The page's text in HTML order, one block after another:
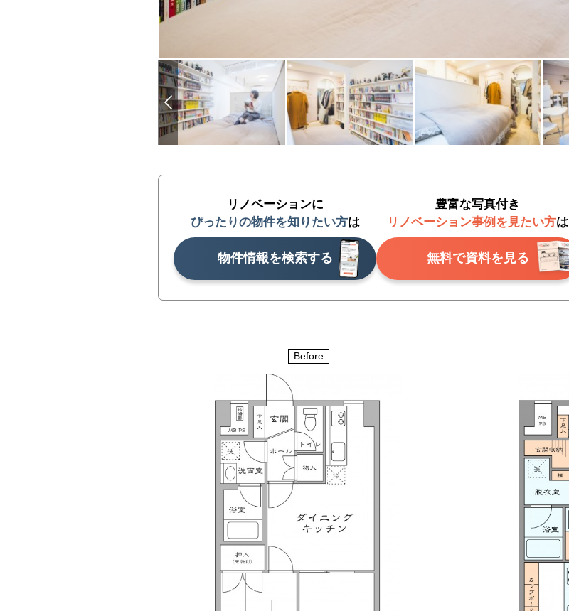
リノベーションに
ぴったりの物件を知りたい方は
物件情報を検索する
豊富な写真付き
リノベーション事例を見たい方は
無料で資料を見る
Before